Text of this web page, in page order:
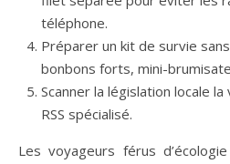
téléphone.
Préparer un kit de survie
bonbons forts, mini-
Scanner la législation locale
RSS spécialisé.
Les voyageurs férus